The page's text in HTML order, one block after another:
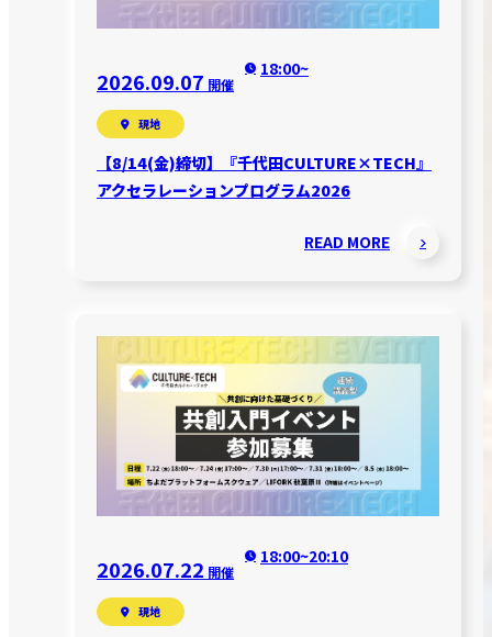
2026.09.07 開催
18:00~
現地
【8/14(金)締切】『千代田CULTURE×TECH』
アクセラレーションプログラム2026
READ MORE
2026.07.22 開催
18:00~20:10
現地